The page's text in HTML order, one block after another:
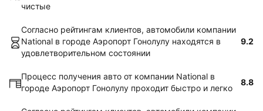
чистые
Согласно рейтингам клиентов, автомобили компании
National в городе Аэропорт Гонолулу находятся в
удовлетворительном состоянии
9.2
Процесс получения авто от компании National в
городе Аэропорт Гонолулу проходит быстро и легко
8.8